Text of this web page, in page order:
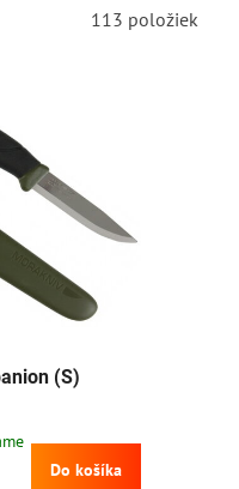
113 položiek
(S)
Do košíka